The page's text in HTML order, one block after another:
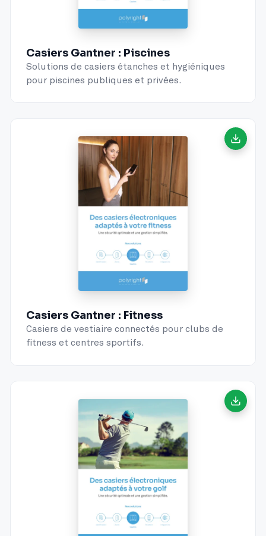
Casiers Gantner : Piscines
Solutions de casiers étanches et hygiéniques
pour piscines publiques et privées.
Casiers Gantner : Fitness
Casiers de vestiaire connectés pour clubs de
fitness et centres sportifs.